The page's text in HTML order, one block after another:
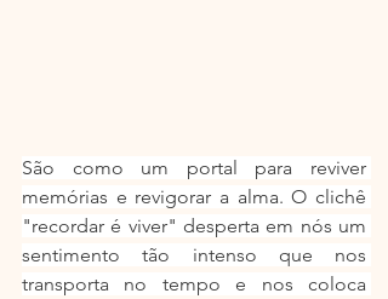
São como um portal para reviver
memórias e revigorar a alma. O clichê
"recordar é viver" desperta em nós um
sentimento tão intenso que nos
transporta no tempo e nos coloca